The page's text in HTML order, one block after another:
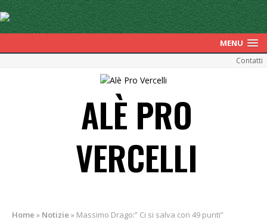
MENU
Contatti
ALÈ PRO
VERCELLI
Home » Notizie » Massimo Drago:” Ci si salva con 49 punti”